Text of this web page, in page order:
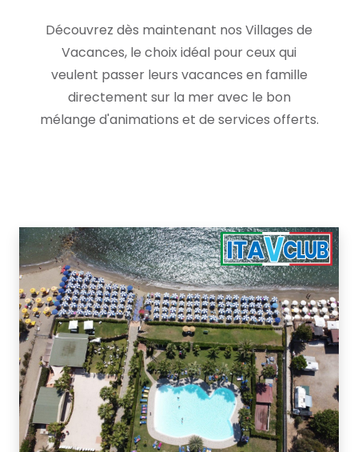
Découvrez dès maintenant nos Villages de
Vacances, le choix idéal pour ceux qui
veulent passer leurs vacances en famille
directement sur la mer avec le bon
mélange d'animations et de services offerts.